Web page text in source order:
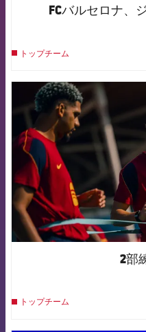
FCバルセロナ、
トップチーム
2部
トップチーム